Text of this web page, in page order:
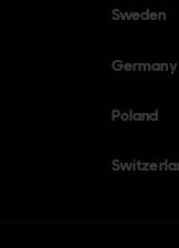
Sweden
Germany
Poland